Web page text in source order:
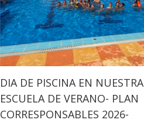
DIA DE PISCINA EN NUESTRA
ESCUELA DE VERANO- PLAN
CORRESPONSABLES 2026-